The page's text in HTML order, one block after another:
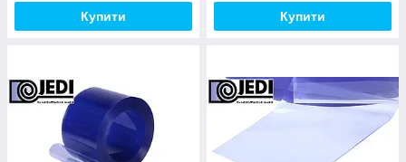
Купити Купити